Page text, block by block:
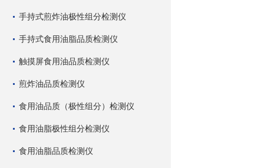
手持式煎炸油极性组分检测仪
手持式食用油脂品质检测仪
触摸屏食用油品质检测仪
煎炸油品质检测仪
食用油品质（极性组分）检测仪
食用油脂极性组分检测仪
食用油脂品质检测仪